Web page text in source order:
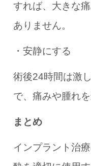
すれば、大きな
ありません。
・安静にする
術後24時間は激
で、痛みや腫れ
まとめ
インプラント治